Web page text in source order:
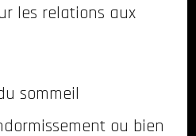
les relations aux
sommeil
ou bien